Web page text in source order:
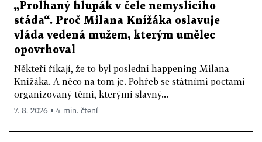
„Prolhaný hlupák v čele nemyslícího
stáda“. Proč Milana Knížáka oslavuje
vláda vedená mužem, kterým umělec
opovrhoval
Někteří říkají, že to byl poslední happening Milana
Knížáka. A něco na tom je. Pohřeb se státními poctami
organizovaný těmi, kterými slavný...
7. 8. 2026 ▪ 4 min. čtení